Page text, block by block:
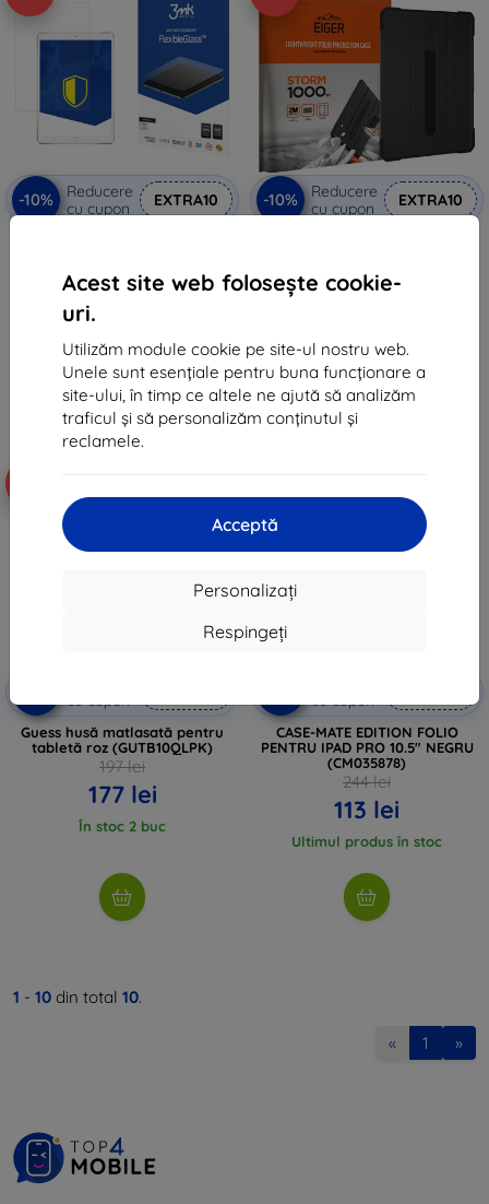
Acest site web folosește cookie-
uri.
Utilizăm module cookie pe site-ul nostru web.
Unele sunt esențiale pentru buna funcționare a
site-ului, în timp ce altele ne ajută să analizăm
traficul și să personalizăm conținutul și
reclamele.
Acceptă
Personalizați
Respingeți
-10%
Reducere
cu cupon
EXTRA10
96 lei
42 lei
-10%
Reducere
cu cupon
EXTRA10
Pro 10.5 / Air (2019) & (2020)
neagră (EGSR00101)
În stoc 3 buc
Guess husă matlasată pentru
tabletă roz (GUTB10QLPK)
197 lei
177 lei
În stoc 2 buc
CASE-MATE EDITION FOLIO
PENTRU IPAD PRO 10.5" NEGRU
(CM035878)
244 lei
113 lei
Ultimul produs în stoc
1 - 10 din total 10.
« 1 »